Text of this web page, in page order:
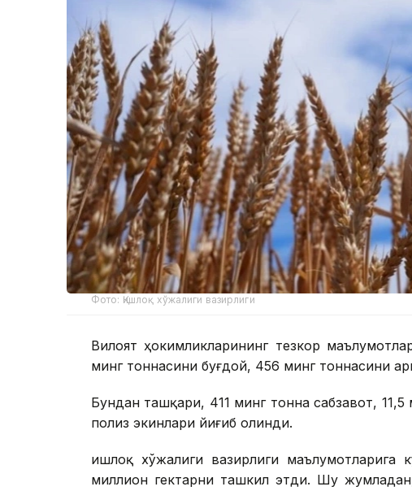
Фото: Қишлоқ хўжалиги вазирлиги
Вилоят ҳокимликларининг тезкор
минг тоннасини буғдой, 456 минг тоннасини
Бундан ташқари, 411 минг тонна сабзавот,
полиз экинлари йиғиб олинди.
Қишлоқ хўжалиги вазирлиги
миллион гектарни ташкил этди. Шу